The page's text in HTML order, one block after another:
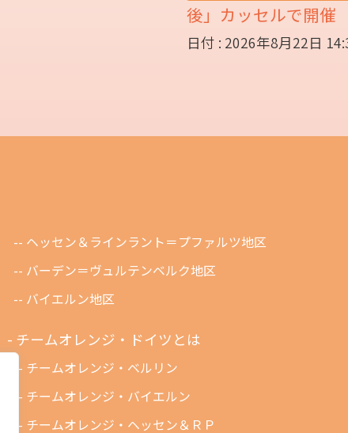
後」カッセルで開
日付 : 2026年8月22日
ヘッセン＆ラインラント＝プファルツ地区
バーデン＝ヴュルテンベルク地区
バイエルン地区
チームオレンジ・ドイツとは
チームオレンジ・ベルリン
チームオレンジ・バイエルン
チームオレンジ・ヘッセン＆ＲＰ